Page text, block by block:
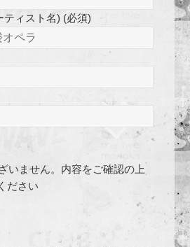
ティスト名) (必須)
いません。内容をご確認の上
ださい